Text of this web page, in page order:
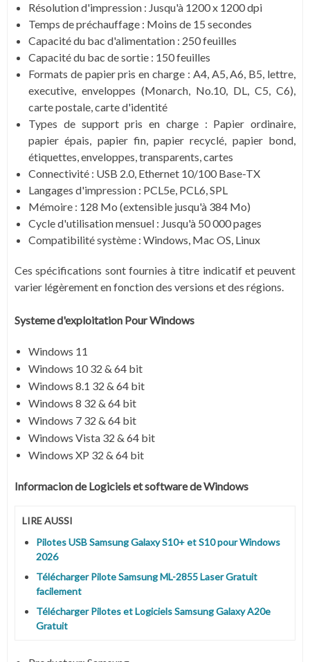
Résolution d'impression : Jusqu'à 1200 x 1200 dpi
Temps de préchauffage : Moins de 15 secondes
Capacité du bac d'alimentation : 250 feuilles
Capacité du bac de sortie : 150 feuilles
Formats de papier pris en charge : A4, A5, A6, B5, lettre,
executive, enveloppes (Monarch, No.10, DL, C5, C6),
carte postale, carte d'identité
Types de support pris en charge : Papier ordinaire,
papier épais, papier fin, papier recyclé, papier bond,
étiquettes, enveloppes, transparents, cartes
Connectivité : USB 2.0, Ethernet 10/100 Base-TX
Langages d'impression : PCL5e, PCL6, SPL
Mémoire : 128 Mo (extensible jusqu'à 384 Mo)
Cycle d'utilisation mensuel : Jusqu'à 50 000 pages
Compatibilité système : Windows, Mac OS, Linux
Ces spécifications sont fournies à titre indicatif et peuvent
varier légèrement en fonction des versions et des régions.
Systeme d'exploitation Pour Windows
Windows 11
Windows 10 32 & 64 bit
Windows 8.1 32 & 64 bit
Windows 8 32 & 64 bit
Windows 7 32 & 64 bit
Windows Vista 32 & 64 bit
Windows XP 32 & 64 bit
Informacion de Logiciels et software de Windows
LIRE AUSSI
Pilotes USB Samsung Galaxy S10+ et S10 pour Windows
2026
Télécharger Pilote Samsung ML-2855 Laser Gratuit
facilement
Télécharger Pilotes et Logiciels Samsung Galaxy A20e
Gratuit